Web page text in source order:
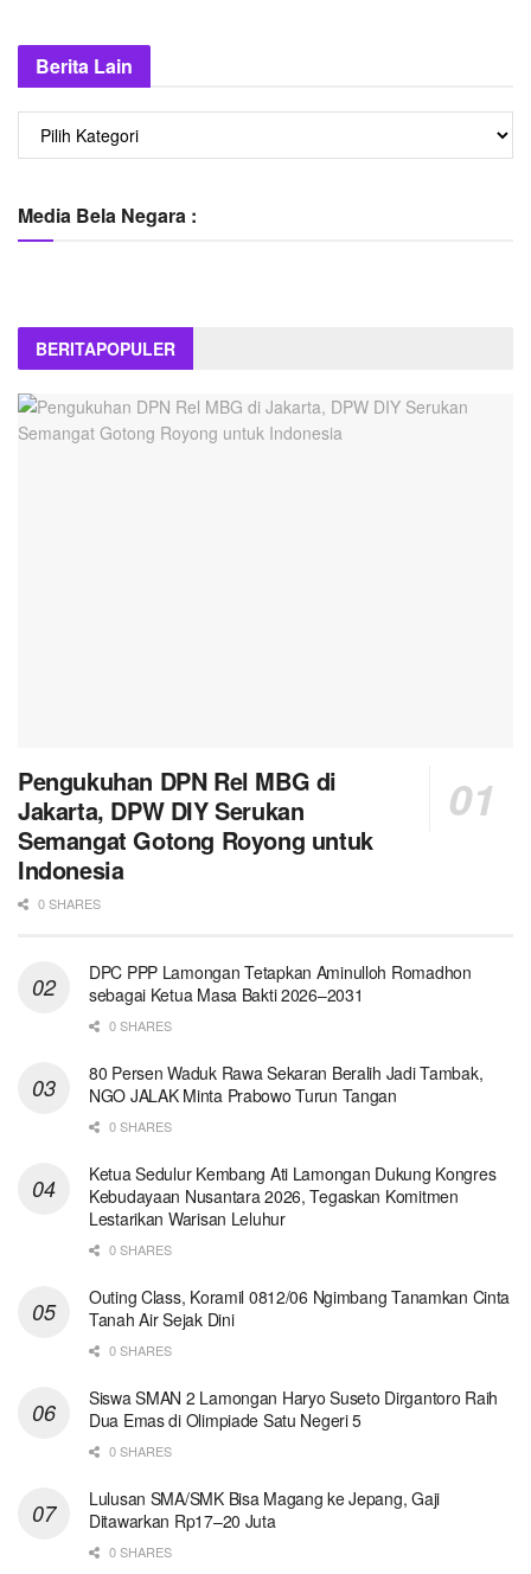
Berita Lain
Berita
Media Bela Negara :
BERITAPOPULER
Pengukuhan DPN Rel MBG di
Jakarta, DPW DIY Serukan
Semangat Gotong Royong untuk
Indonesia
0 SHARES
DPC PPP Lamongan Tetapkan Aminulloh Romadhon
sebagai Ketua Masa Bakti 2026–2031
0 SHARES
80 Persen Waduk Rawa Sekaran Beralih Jadi Tambak,
NGO JALAK Minta Prabowo Turun Tangan
0 SHARES
Ketua Sedulur Kembang Ati Lamongan Dukung Kongres
Kebudayaan Nusantara 2026, Tegaskan Komitmen
Lestarikan Warisan Leluhur
0 SHARES
Outing Class, Koramil 0812/06 Ngimbang Tanamkan Cinta
Tanah Air Sejak Dini
0 SHARES
Siswa SMAN 2 Lamongan Haryo Suseto Dirgantoro Raih
Dua Emas di Olimpiade Satu Negeri 5
0 SHARES
Lulusan SMA/SMK Bisa Magang ke Jepang, Gaji
Ditawarkan Rp17–20 Juta
0 SHARES